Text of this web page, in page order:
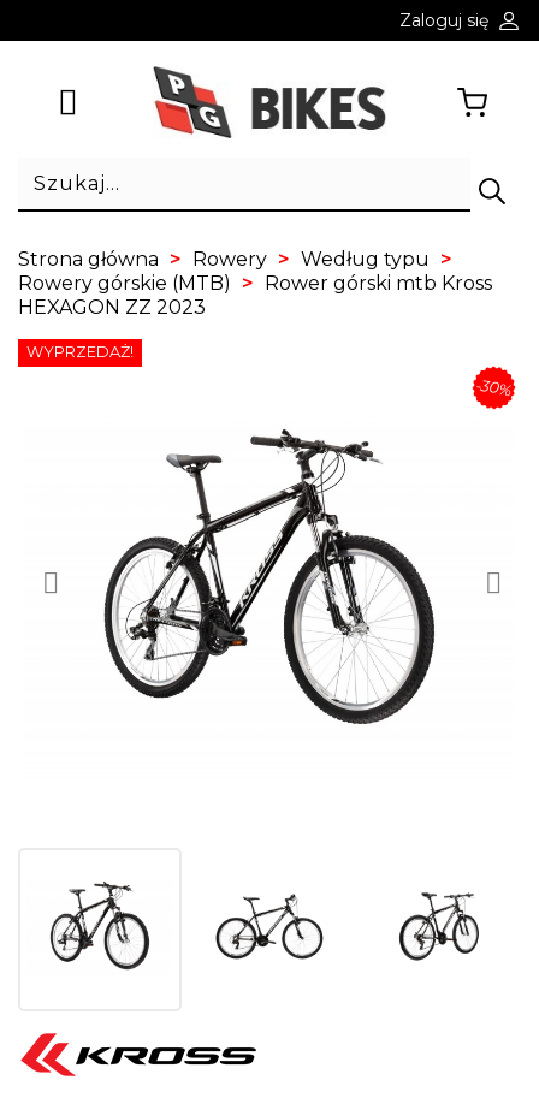
Zaloguj się
Strona główna Rowery
Według typu
Rowery górskie (MTB)
Rower górski mtb Kross
HEXAGON ZZ 2023
WYPRZEDAŻ!
-30%